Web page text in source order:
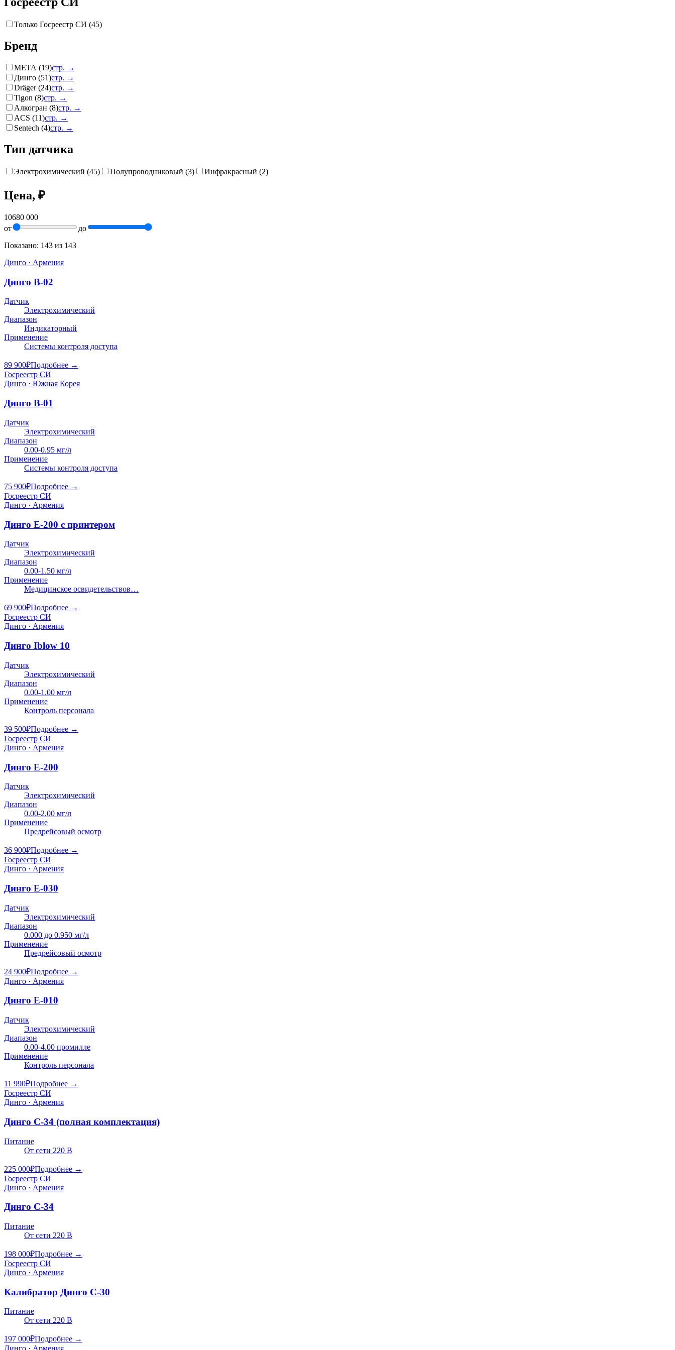
Только Госреестр СИ (45)
Бренд
МЕТА (19)стр. →
Динго (51)стр. →
Dräger(24)стр. →
Tigon (8)стр. →
Алкогран (8)стр. →
ACS (11)стр. →
Sentech (4)стр. →
Тип датчика
Электрохимический (45) Полупроводниковый (3) Инфракрасный (2)
Цена, ₽
10680 000
от
до
Показано: 143 из 143
Динго · Армения
Динго В-02
Датчик
Электрохимический
Диапазон
Индикаторный
Применение
Системы контроля доступа
89 900₽Подробнее →
Госреестр СИ
Динго · Южная Корея
Динго В-01
Датчик
Электрохимический
Диапазон
0.00-0.95 мг/л
Применение
Системы контроля доступа
75 900₽Подробнее →
Госреестр СИ
Динго · Армения
Динго E-200 с принтером
Датчик
Электрохимический
Диапазон
0.00-1.50 мг/л
Применение
Медицинское освидетельствов…
69 900₽Подробнее →
Госреестр СИ
Динго · Армения
Динго Iblow 10
Датчик
Электрохимический
Диапазон
0.00-1.00 мг/л
Применение
Контроль персонала
39 500₽Подробнее →
Госреестр СИ
Динго · Армения
Динго E-200
Датчик
Электрохимический
Диапазон
0.00-2.00 мг/л
Применение
Предрейсовый осмотр
36 900₽Подробнее →
Госреестр СИ
Динго · Армения
Динго Е-030
Датчик
Электрохимический
Диапазон
0.000 до 0.950 мг/л
Применение
Предрейсовый осмотр
24 900₽Подробнее →
Динго · Армения
Динго Е-010
Датчик
Электрохимический
Диапазон
0.00-4.00 промилле
Применение
Контроль персонала
11 990₽Подробнее →
Госреестр СИ
Динго · Армения
Динго C-34 (полная комплектация)
Питание
От сети 220 В
225 000₽Подробнее →
Госреестр СИ
Динго · Армения
Динго C-34
Питание
От сети 220 В
198 000₽Подробнее →
Госреестр СИ
Динго · Армения
Калибратор Динго С-30
Питание
От сети 220 В
197 000₽Подробнее →